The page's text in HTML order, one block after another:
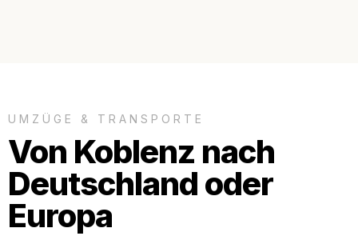
UMZÜGE & TRANSPORTE
Von Koblenz nach
Deutschland oder
Europa